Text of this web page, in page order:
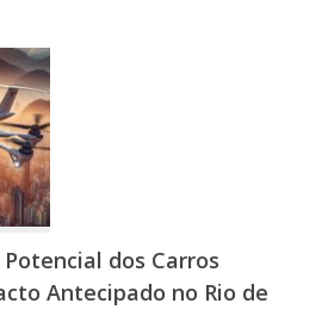
Potencial dos Carros
Antecipado no Rio de